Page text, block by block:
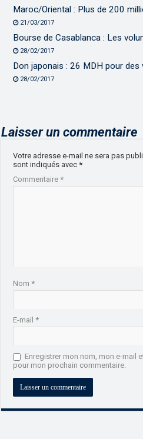
Maroc/Oriental : Plus de 200
21/03/2017
Bourse de Casablanca : Les
28/02/2017
Don japonais : 26 MDH pour des
28/02/2017
Laisser un commentaire
Votre adresse e-mail ne sera pas
sont indiqués avec*
Commentaire*
Nom*
E-mail*
Enregistrer mon nom, mon e-mail
pour mon prochain commentaire.